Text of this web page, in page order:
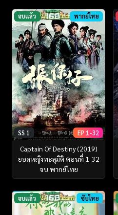
จบแล้ว พากย์ไทย
SS 1 EP 1-32
Captain Of Destiny (2019)
ยอดหญิงทะลุมิติ ตอนที่ 1-32
จบ พากย์ไทย
จบแล้ว ซับไทย